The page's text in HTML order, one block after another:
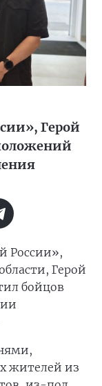
Герой
России»,
Герой
бойцов
жителей из